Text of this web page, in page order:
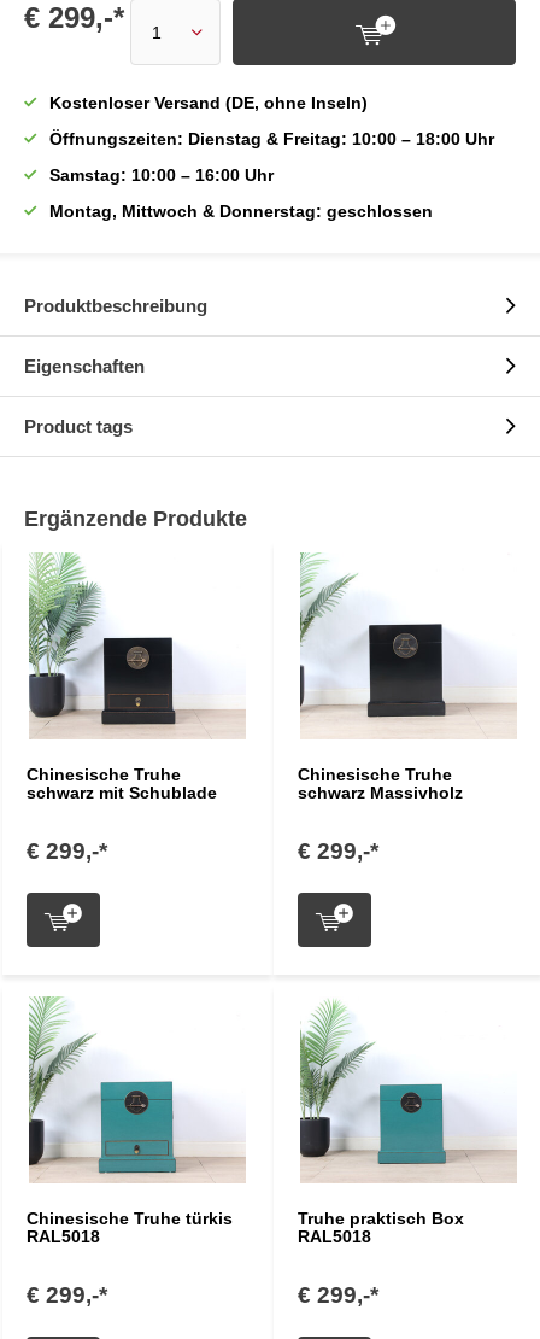
€ 299,-*
Kostenloser Versand (DE, ohne Inseln)
Öffnungszeiten: Dienstag & Freitag: 10:00 – 18:00 Uhr
Samstag: 10:00 – 16:00 Uhr
Montag, Mittwoch & Donnerstag: geschlossen
Produktbeschreibung
Eigenschaften
Product tags
Ergänzende Produkte
Chinesische Truhe
schwarz mit Schublade
€ 299,-*
Chinesische Truhe
schwarz Massivholz
€ 299,-*
Chinesische Truhe türkis
RAL5018
€ 299,-*
Truhe praktisch Box
RAL5018
€ 299,-*